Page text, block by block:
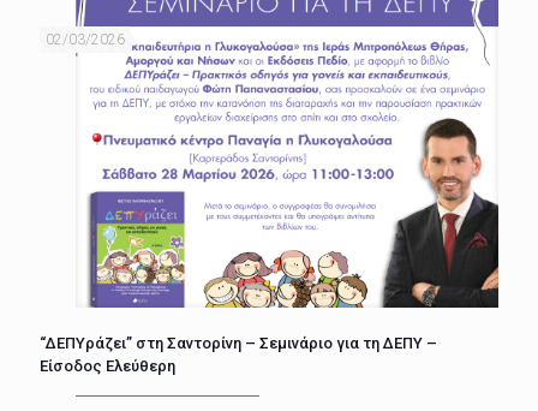
02/03/2026
“ΔΕΠΥράζει” στη Σαντορίνη – Σεμινάριο για τη ΔΕΠΥ –
Είσοδος Ελεύθερη